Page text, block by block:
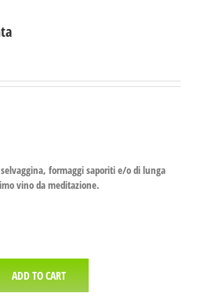
formaggi saporiti e/o di lunga
vino da meditazione.
ADD TO CART